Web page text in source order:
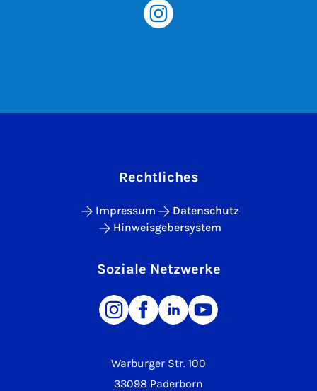
Warburger Str. 100
33098 Paderborn
Rechtliches
Impressum
Datenschutz
Hinweisgebersystem
Soziale Netzwerke